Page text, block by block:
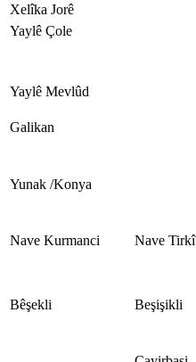
Xelîka Jorê
Yaylê Çole
Yaylê Mevlûd
Galikan
Yunak /Konya
Nave Kurmanci Nave Tirkî
Bêşekli Beşişikli